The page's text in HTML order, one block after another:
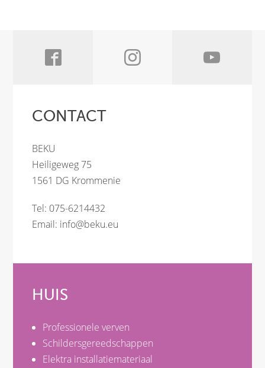
CONTACT
BEKU
Heiligeweg 75
1561 DG Krommenie
Tel: 075-6214432
Email: info@beku.eu
HUIS
Professionele verven
Schildersgereedschappen
Elektra installatiemateriaal